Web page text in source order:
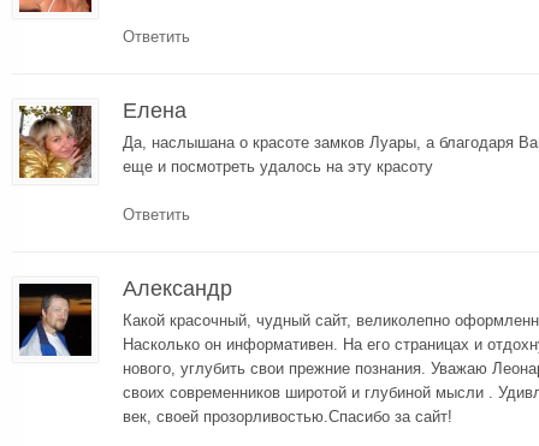
Ответить
Елена
Да, наслышана о красоте замков Луары, а благодаря
еще и посмотреть удалось на эту красоту
Ответить
Александр
Какой красочный, чудный сайт, великолепно
Насколько он информативен. На его страницах и
нового, углубить свои прежние познания. Уважаю
своих современников широтой и глубиной мысли .
век, своей прозорливостью.Спасибо за сайт!